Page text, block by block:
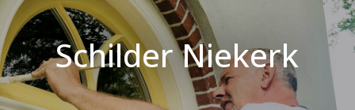
Schilder Niekerk